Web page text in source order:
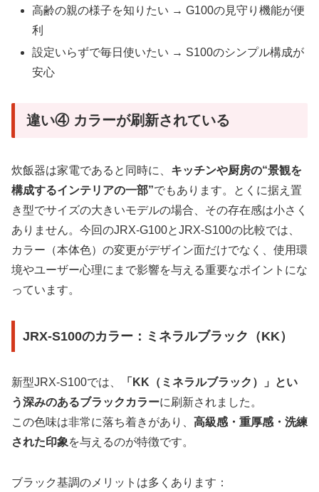
高齢の親の様子を知りたい → G100の見守り機能が便
利
設定いらずで毎日使いたい → S100のシンプル構成が
安心
違い④ カラーが刷新されている
炊飯器は家電であると同時に、 キッチンや厨房の“景観を
構成するインテリアの一部”でもあります。とくに据え置
き型でサイズの大きいモデルの場合、その存在感は小さく
ありません。今回のJRX-G100とJRX-S100の比較では、
カラー（本体色）の変更がデザイン面だけでなく、使用環
境やユーザー心理にまで影響を与える重要なポイントにな
っています。
JRX-S100のカラー：ミネラルブラック（KK）
新型JRX-S100では、
「KK（ミネラルブラック）」とい
う深みのあるブラックカラーに刷新されました。
この色味は非常に落ち着きがあり、 高級感・重厚感・洗練
された印象を与えるのが特徴です。
ブラック基調のメリットは多くあります：